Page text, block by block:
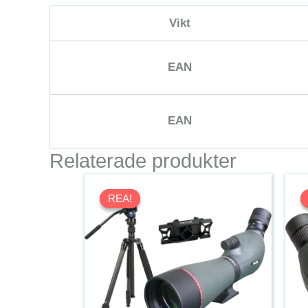
Vikt
EAN
EAN
Relaterade produkter
REA!
REA!